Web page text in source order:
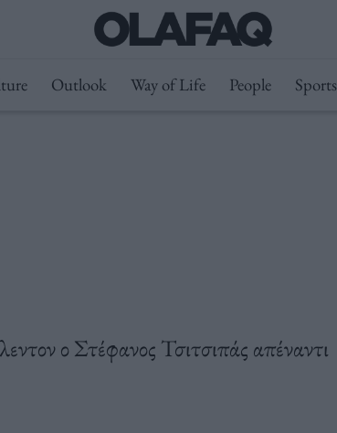
Outlook Way of Life People Sports
ο Στέφανος Τσιτσιπάς απέναντι